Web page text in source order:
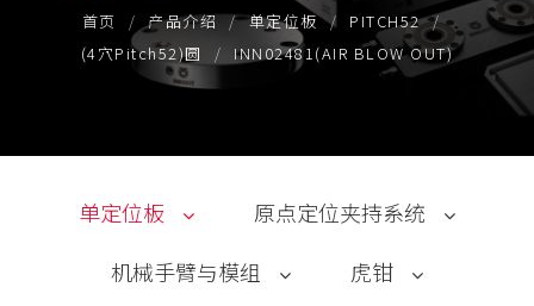
首页 产品介绍 单定位板
PITCH52
(4穴Pitch52)圆
INN02481(AIR BLOW OUT)
单定位板 原点定位夹持系统
机械手臂与模组 虎钳